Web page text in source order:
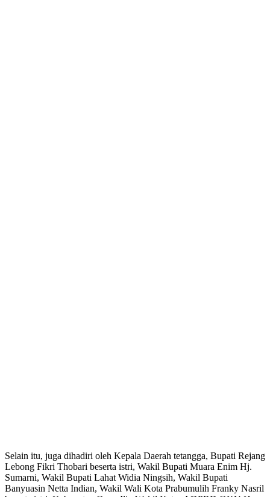
Selain itu, juga dihadiri oleh Kepala Daerah tetangga, Bupati Rejang
Lebong Fikri Thobari beserta istri, Wakil Bupati Muara Enim Hj.
Sumarni, Wakil Bupati Lahat Widia Ningsih, Wakil Bupati
Banyuasin Netta Indian, Wakil Wali Kota Prabumulih Franky Nasril